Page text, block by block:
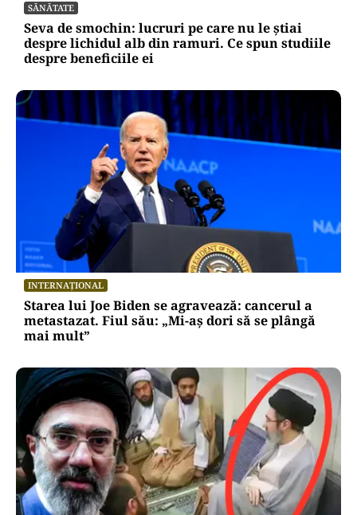
SĂNĂTATE
Seva de smochin: lucruri pe care nu le știai
despre lichidul alb din ramuri. Ce spun studiile
despre beneficiile ei
INTERNAȚIONAL
Starea lui Joe Biden se agravează: cancerul a
metastazat. Fiul său: „Mi-aș dori să se plângă
mai mult”